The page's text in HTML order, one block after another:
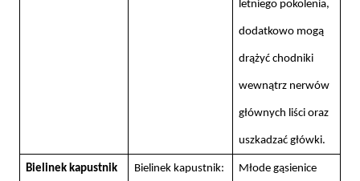
letniego pokolenia,
dodatkowo mogą
drążyć chodniki
wewnątrz nerwów
głównych liści oraz
uszkadzać główki.
Bielinek kapustnik Bielinek kapustnik: Młode gąsienice